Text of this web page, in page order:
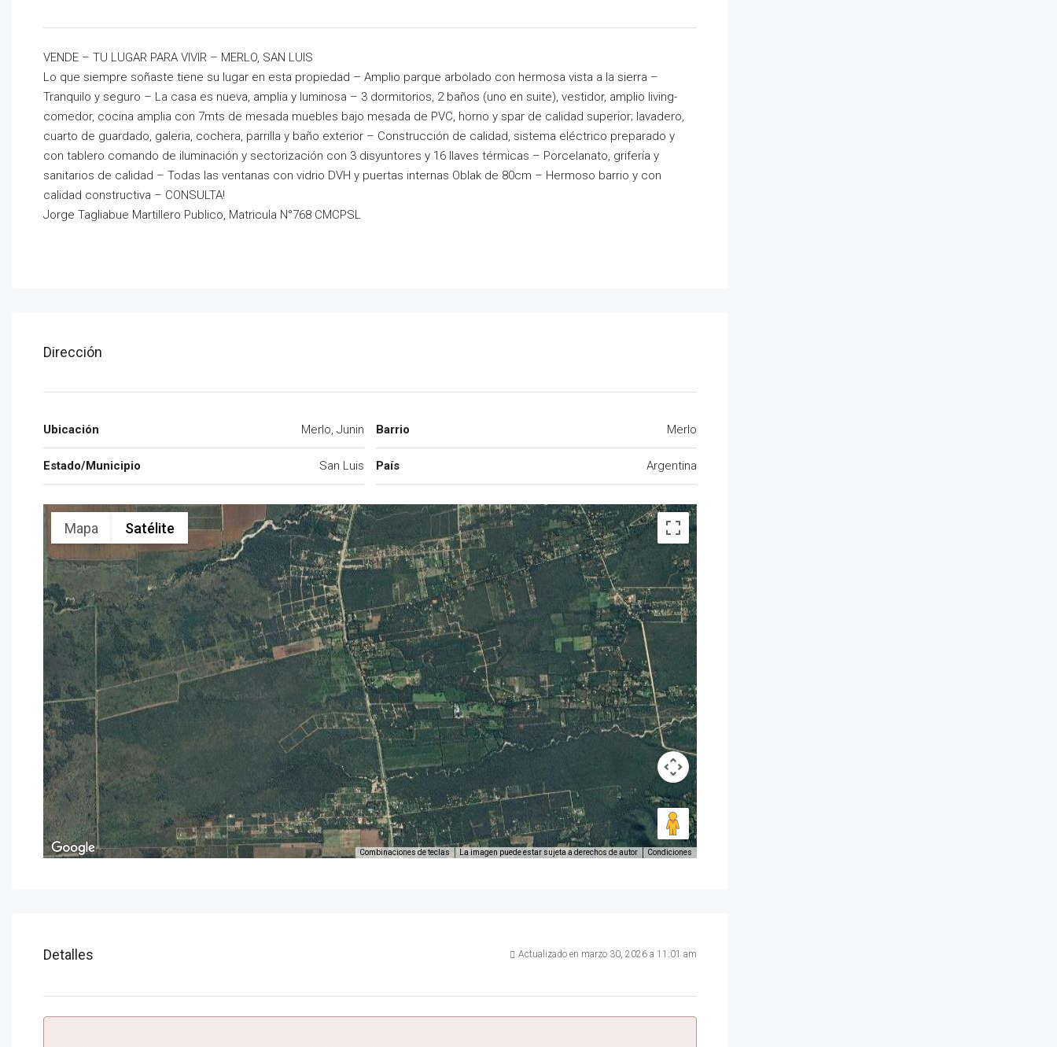
VENDE – TU LUGAR PARA VIVIR – MERLO, SAN LUIS
Lo que siempre soñaste tiene su lugar en esta propiedad – Amplio parque arbolado con hermosa vista a la sierra –
Tranquilo y seguro – La casa es nueva, amplia y luminosa – 3 dormitorios, 2 baños (uno en suite), vestidor, amplio living-
comedor, cocina amplia con 7mts de mesada muebles bajo mesada de PVC, horno y spar de calidad superior; lavadero,
cuarto de guardado, galeria, cochera, parrilla y baño exterior – Construcción de calidad, sistema eléctrico preparado y
con tablero comando de iluminación y sectorización con 3 disyuntores y 16 llaves térmicas – Porcelanato, grifería y
sanitarios de calidad – Todas las ventanas con vidrio DVH y puertas internas Oblak de 80cm – Hermoso barrio y con
calidad constructiva – CONSULTA!
Jorge Tagliabue Martillero Publico, Matricula N°768 CMCPSL
Dirección
Ubicación Merlo, Junin
Estado/Municipio San Luis
Barrio Merlo
País Argentina
Mapa Satélite
Combinaciones de teclas La imagen puede estar sujeta a derechos de autor Condiciones
Detalles Actualizado en marzo 30, 2026 a 11:01 am